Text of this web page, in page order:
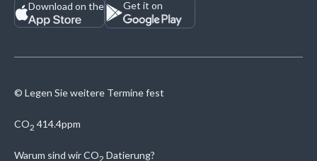
Download on the
Get it on
© Legen Sie weitere Termine fest
CO2 414.4ppm
Warum sind wirCO2 Datierung?